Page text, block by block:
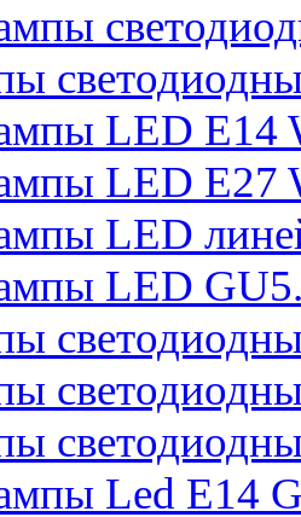
LED E14
LED E27
LED
LED
Led Е14